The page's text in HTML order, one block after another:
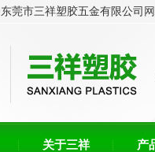
东莞市三祥塑胶五金有限公司
关于三祥 产